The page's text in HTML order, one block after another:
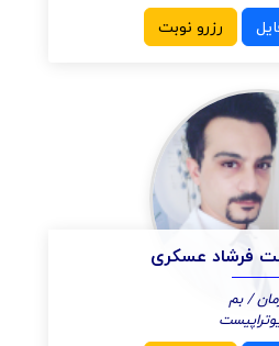
رزرو نوبت
فرشاد عسکری
/ بم